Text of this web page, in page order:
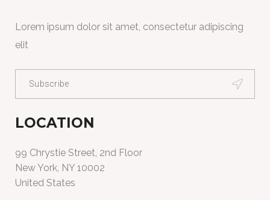
Lorem ipsum dolor sit amet, consectetur adipiscing
elit
LOCATION
99 Chrystie Street, 2nd Floor
New York, NY 10002
United States